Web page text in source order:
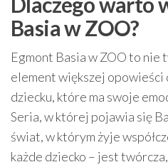
Basia w ZOO?
Egmont Basia w ZOO to nie
element większej opowieści
dziecku, które ma swoje
Seria, w której pojawia się
świat, w którym żyje
każde dziecko – jest